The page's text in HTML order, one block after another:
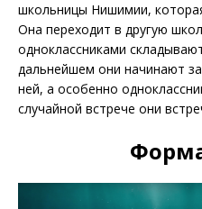
школьницы Нишимии,
Она переходит в другую
одноклассниками
дальнейшем они начинают
ней, а особенно
случайной встрече они